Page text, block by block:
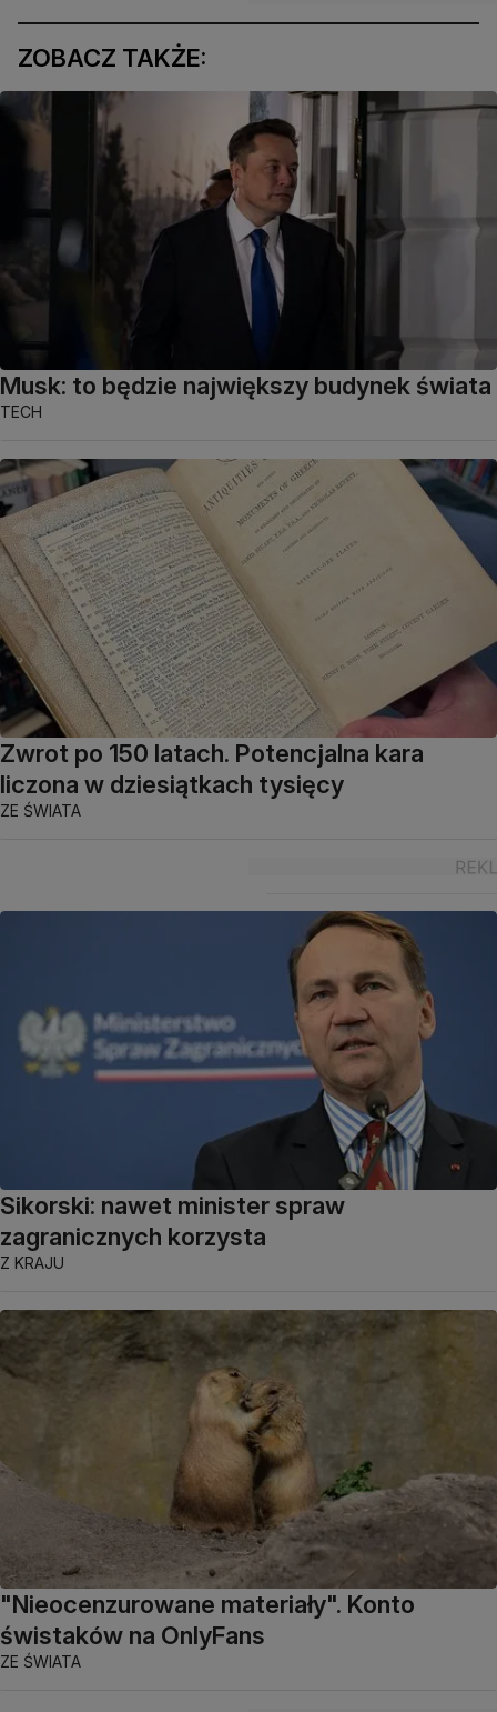
ZOBACZ TAKŻE:
Musk: to będzie największy budynek świata
TECH
Zwrot po 150 latach. Potencjalna kara
liczona w dziesiątkach tysięcy
ZE ŚWIATA
Sikorski: nawet minister spraw
zagranicznych korzysta
Z KRAJU
"Nieocenzurowane materiały". Konto
świstaków na OnlyFans
ZE ŚWIATA